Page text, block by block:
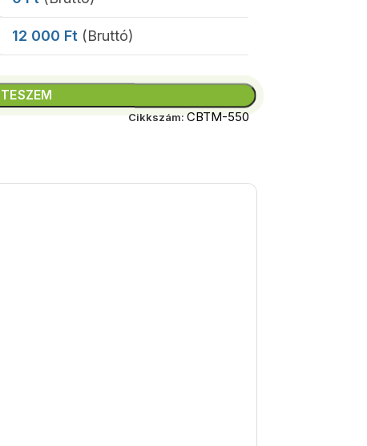
12 000 Ft (Bruttó)
Cikkszám: CBTM-550